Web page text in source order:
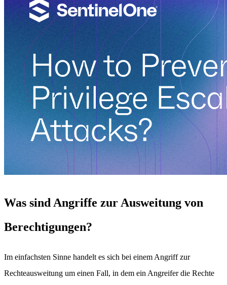
Was sind Angriffe zur Ausweitung von
Berechtigungen?
Im einfachsten Sinne handelt es sich bei einem Angriff zur
Rechteausweitung um einen Fall, in dem ein Angreifer die Rechte